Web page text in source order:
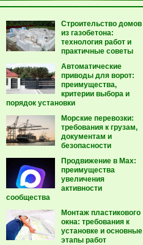
Строительство домов
из газобетона:
технология работ и
практичные советы
Автоматические
приводы для ворот:
преимущества,
критерии выбора и
порядок установки
Морские перевозки:
требования к грузам,
документам и
безопасности
Продвижение в Max:
преимущества
увеличения
активности
сообщества
Монтаж пластикового
окна: требования к
установке и основные
этапы работ